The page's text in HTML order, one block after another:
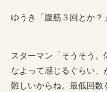
ゆうき「腹筋３回とか？」
スターマン「そうそう
なよって感じるぐらい
難しいからね。最低回数